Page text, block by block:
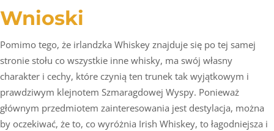
Wnioski
Pomimo tego, że irlandzka Whiskey znajduje się po tej samej
stronie stołu co wszystkie inne whisky, ma swój własny
charakter i cechy, które czynią ten trunek tak wyjątkowym i
prawdziwym klejnotem Szmaragdowej Wyspy. Ponieważ
głównym przedmiotem zainteresowania jest destylacja, można
by oczekiwać, że to, co wyróżnia Irish Whiskey, to łagodniejsza i